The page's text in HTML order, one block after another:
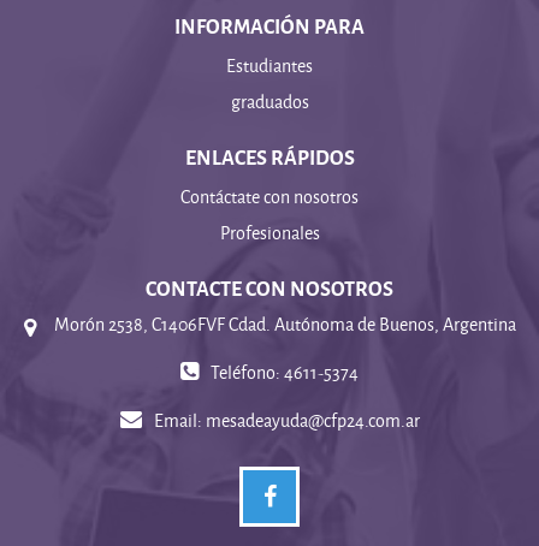
INFORMACIÓN PARA
Estudiantes
graduados
ENLACES RÁPIDOS
Contáctate con nosotros
Profesionales
CONTACTE CON NOSOTROS
Morón 2538, C1406FVF Cdad. Autónoma de Buenos, Argentina
Teléfono: 4611-5374
Email: mesadeayuda@cfp24.com.ar